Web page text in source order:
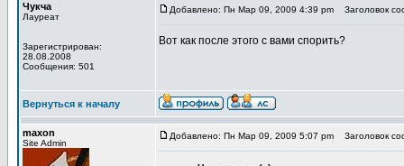
Чукча
Лауреат
Зарегистрирован:
28.08.2008
Сообщения: 501
Добавлено: Пн Мар 09, 2009 4:39 pm Заголовок
Вот как после этого с вами спорить?
Вернуться к началу
maxon
Site Admin
Добавлено: Пн Мар 09, 2009 5:07 pm Заголовок